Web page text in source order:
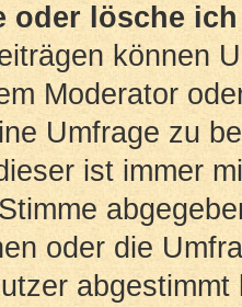
oder lösche
können
Moderator
Umfrage zu
ist immer
oder die